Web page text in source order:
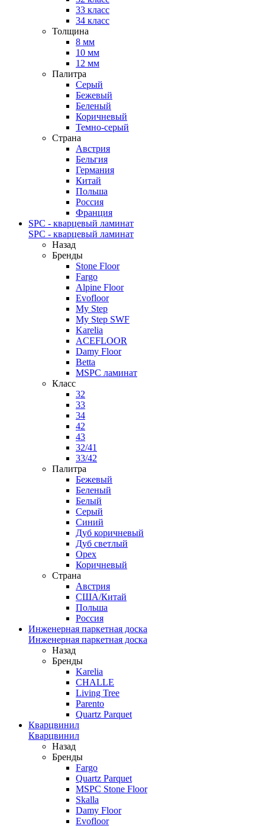
33 класс
34 класс
Толщина
8 мм
10 мм
12 мм
Палитра
Серый
Бежевый
Беленый
Коричневый
Темно-серый
Страна
Австрия
Бельгия
Германия
Китай
Польша
Россия
Франция
SPC - кварцевый ламинат
SPC - кварцевый ламинат
Назад
Бренды
Stone Floor
Fargo
Alpine Floor
Evofloor
My Step
My Step SWF
Karelia
ACEFLOOR
Damy Floor
Betta
MSPC ламинат
Класс
32
33
34
42
43
32/41
33/42
Палитра
Бежевый
Беленый
Белый
Серый
Синий
Дуб коричневый
Дуб светлый
Орех
Коричневый
Страна
Австрия
США/Китай
Польша
Россия
Инженерная паркетная доска
Инженерная паркетная доска
Назад
Бренды
Karelia
CHALLE
Living Tree
Parento
Quartz Parquet
Кварцвинил
Кварцвинил
Назад
Бренды
Fargo
Quartz Parquet
MSPC Stone Floor
Skalla
Damy Floor
Evofloor